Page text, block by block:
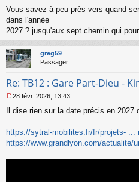
e
s
s
g
e
n
n
u
Vous savez à peu près vers quand
dans l'année
2027 ? jusqu'aux sept chemin qui
greg59
Passager
Re: TB12 : Gare Part-Dieu -
e
s
a
g
28 févr. 2026, 13:43
Il dise rien sur la date précis en 2027
https://sytral-mobilites.fr/fr/projets- ...
https://www.grandlyon.com/actualite/